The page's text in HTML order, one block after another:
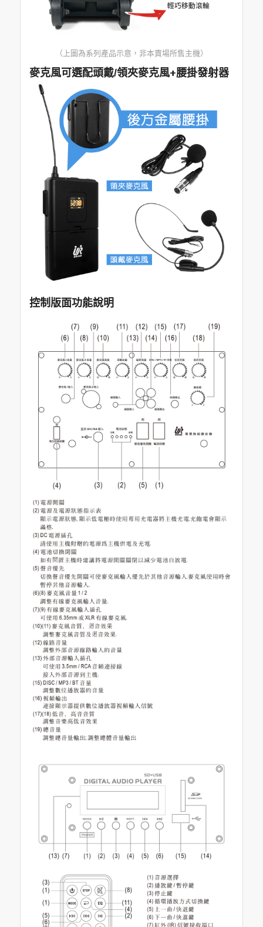
（上圖為系列產品示意，非本賣場所售主機）
麥克風可選配頭戴/領夾麥克風+腰掛發射器
控制版面功能說明